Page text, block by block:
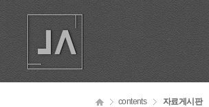
contents 자료게시판